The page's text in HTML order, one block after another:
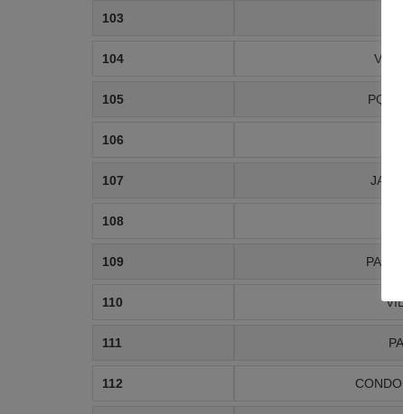
103
104
105 PQ.
106
107
108
109
110
111
112